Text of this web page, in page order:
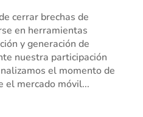
cerrar brechas de
en herramientas
y generación de
nuestra participación
el momento de
el mercado móvil...